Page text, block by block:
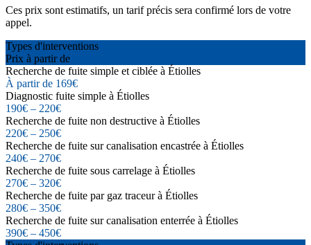
Ces prix sont estimatifs, un tarif précis sera confirmé lors de votre
appel.
Types d'interventions
Prix à partir de
Recherche de fuite simple et ciblée à Étiolles
À partir de 169€
Diagnostic fuite simple à Étiolles
190€ – 220€
Recherche de fuite non destructive à Étiolles
220€ – 250€
Recherche de fuite sur canalisation encastrée à Étiolles
240€ – 270€
Recherche de fuite sous carrelage à Étiolles
270€ – 320€
Recherche de fuite par gaz traceur à Étiolles
280€ – 350€
Recherche de fuite sur canalisation enterrée à Étiolles
390€ – 450€